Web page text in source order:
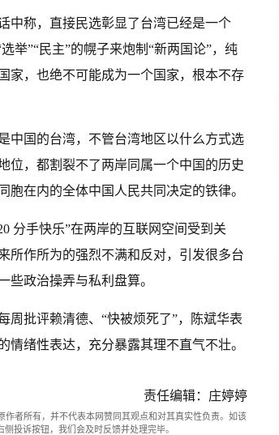
中称，直接民选彰显了台湾已经是一个
举”“民主”的幌子来炮制“新两国论”，纯
家，也绝不可能成为一个国家，根本不存
中国的台湾，不管台湾地区以什么方式选
位，都割裂不了两岸同属一个中国的历史
在内的全体中国人民共同决定的铁律。
分手快乐”在两岸的互联网空间受到关
所作所为的强烈不满和反对，引发很多台
些政治操弄与私利盘算。
周批评赖清德、“快被烦死了”，陈斌华表
绪性表达，充分暴露其理不直气不壮。
责任编辑：庄婷婷
者所有，并不代表本网赞同其观点和对其真实性负责。如该
投诉按钮，我们会及时反馈并处理完毕。